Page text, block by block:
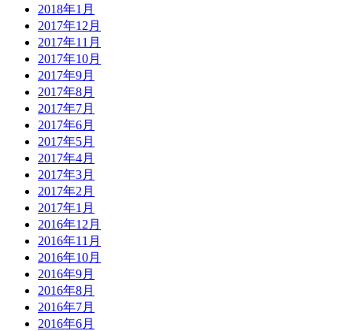
2018年1月
2017年12月
2017年11月
2017年10月
2017年9月
2017年8月
2017年7月
2017年6月
2017年5月
2017年4月
2017年3月
2017年2月
2017年1月
2016年12月
2016年11月
2016年10月
2016年9月
2016年8月
2016年7月
2016年6月